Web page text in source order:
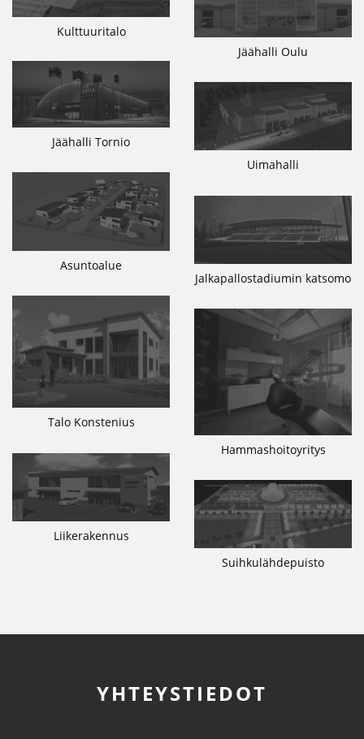
Kulttuuritalo
Jäähalli Oulu
Jäähalli Tornio
Uimahalli
Asuntoalue
Jalkapallostadiumin katsomo
Talo Konstenius
Hammashoitoyritys
Liikerakennus
Suihkulähdepuisto
YHTEYSTIEDOT